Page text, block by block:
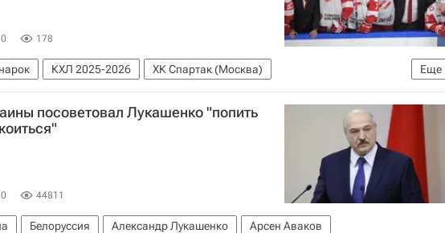
178
Еще
КХЛ 2025-2026
ХК Спартак (Москва)
посоветовал Лукашенко "попить
44811
Белоруссия Александр Лукашенко Арсен Аваков